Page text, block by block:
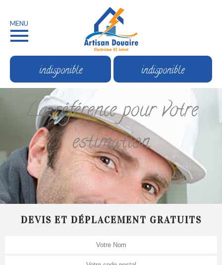
MENU
indisponible indisponible
La référence pour votre
estimation
DEVIS ET DÉPLACEMENT GRATUITS